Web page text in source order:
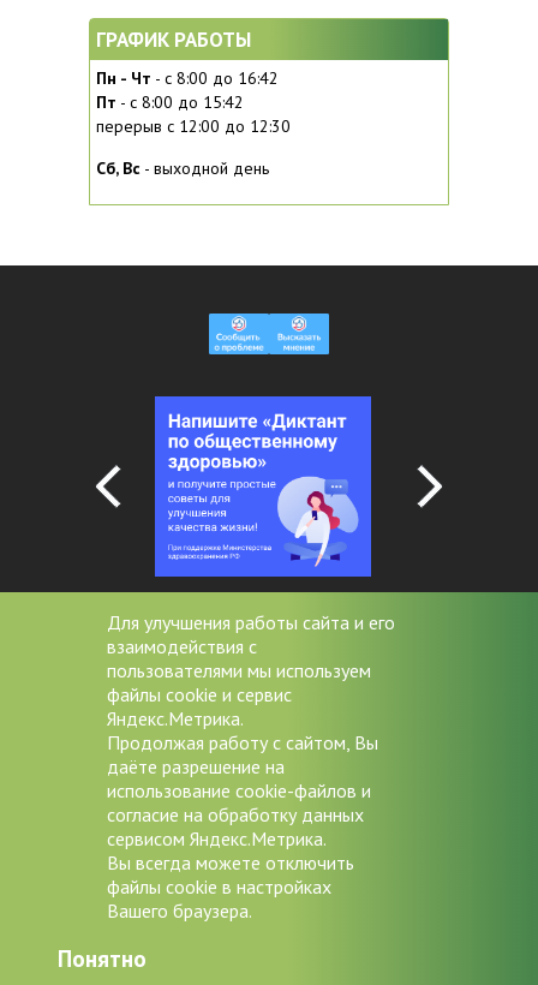
ГРАФИК РАБОТЫ
Пн - Чт - с 8:00 до 16:42
Пт - с 8:00 до 15:42
перерыв с 12:00 до 12:30
Сб, Вc - выходной день
+7 (4852) 20-53-08
miac@zdrav76.ru
150000 г. Ярославль, Советская
д.11/9
Версия для слабовидящих
"Медицинский информационно-
Для улучшения работы сайта и его
взаимодействия с
пользователями мы используем
файлы cookie и сервис
Яндекс.Метрика.
Продолжая работу с сайтом, Вы
даёте разрешение на
использование cookie-файлов и
согласие на обработку данных
сервисом Яндекс.Метрика.
Вы всегда можете отключить
файлы cookie в настройках
Вашего браузера.
Понятно